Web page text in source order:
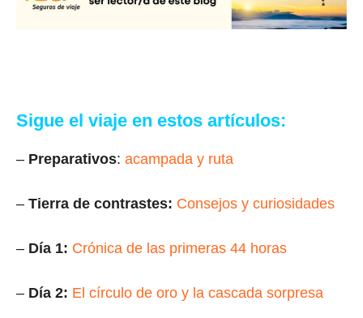
Sigue el viaje en estos artículos:
– Preparativos: acampada y ruta
– Tierra de contrastes: Consejos y curiosidades
– Día 1: Crónica de las primeras 44 horas
– Día 2: El círculo de oro y la cascada sorpresa